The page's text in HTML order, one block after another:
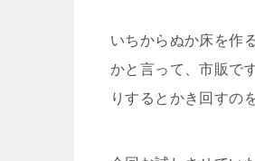
いちからぬか床を作
かと言って、市販で
りするとかき回すの